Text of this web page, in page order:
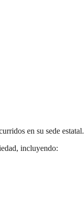
en su sede estatal.
incluyendo: